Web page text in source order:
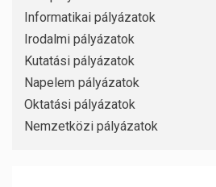
Informatikai pályázatok
Irodalmi pályázatok
Kutatási pályázatok
Napelem pályázatok
Oktatási pályázatok
Nemzetközi pályázatok